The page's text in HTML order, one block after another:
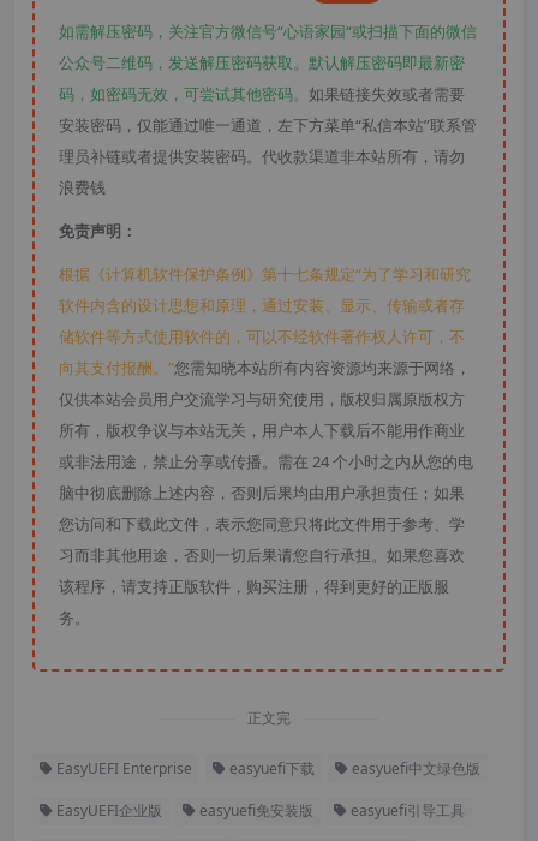
如需解压密码，关注官方微信号“心语家园“或扫描下面的微信
公众号二维码，发送解压密码获取。默认解压密码即最新密
码，如密码无效，可尝试其他密码。 如果链接失效或者需要
安装密码，仅能通过唯一通道，左下方菜单“私信本站”联系管
理员补链或者提供安装密码。代收款渠道非本站所有，请勿
浪费钱
免责声明：
根据《计算机软件保护条例》第十七条规定“为了学习和研究
软件内含的设计思想和原理，通过安装、显示、传输或者存
储软件等方式使用软件的，可以不经软件著作权人许可，不
向其支付报酬。”您需知晓本站所有内容资源均来源于网络，
仅供本站会员用户交流学习与研究使用，版权归属原版权方
所有，版权争议与本站无关，用户本人下载后不能用作商业
或非法用途，禁止分享或传播。需在 24 个小时之内从您的电
脑中彻底删除上述内容，否则后果均由用户承担责任；如果
您访问和下载此文件，表示您同意只将此文件用于参考、学
习而非其他用途，否则一切后果请您自行承担。如果您喜欢
该程序，请支持正版软件，购买注册，得到更好的正版服
务。
正文完
EasyUEFI Enterprise easyuefi下载 easyuefi中文绿色版
EasyUEFI企业版 easyuefi免安装版 easyuefi引导工具